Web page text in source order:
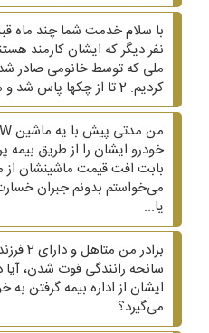
با سلام خدمت شما چند
نفر دیگر که ایشان کارمند
ملی که توسط خانومی صادر
کردیم. 2 تا از چکها پاس شد و متاسفانه یکی ا...
خودرو ایشان را از طریق بیمه
بابت افت قیمت ماشینشان
می‌خواستم بدونم جبران
یا...
برادر
سانحه رانندگی فوت شدن،
ایشان از اداره بیمه گرفتن به
می‌گیرد؟